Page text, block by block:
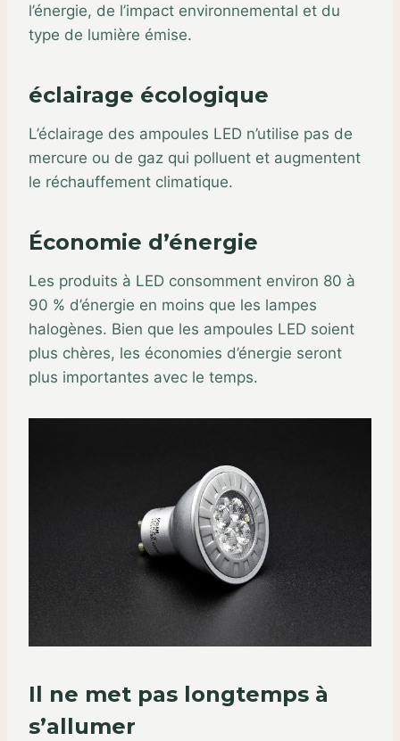
l’énergie, de l’impact environnemental et du
type de lumière émise.
éclairage écologique
L’éclairage des ampoules LED n’utilise pas de
mercure ou de gaz qui polluent et augmentent
le réchauffement climatique.
Économie d’énergie
Les produits à LED consomment environ 80 à
90 % d’énergie en moins que les lampes
halogènes. Bien que les ampoules LED soient
plus chères, les économies d’énergie seront
plus importantes avec le temps.
Il ne met pas longtemps à
s’allumer